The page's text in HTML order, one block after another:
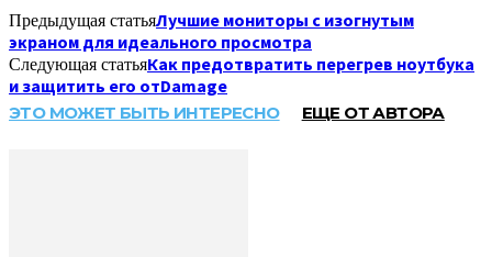
Предыдущая статьяЛучшие мониторы с изогнутым
экраном для идеального просмотра
Следующая статьяКак предотвратить перегрев ноутбука
и защитить его отDamage
ЭТО МОЖЕТ БЫТЬ ИНТЕРЕСНО ЕЩЕ ОТ АВТОРА